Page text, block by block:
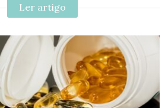
Ler artigo